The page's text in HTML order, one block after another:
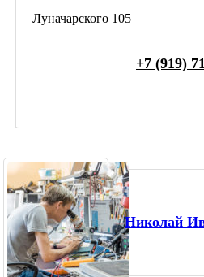
Луначарского 105
+7 (919)
Николай